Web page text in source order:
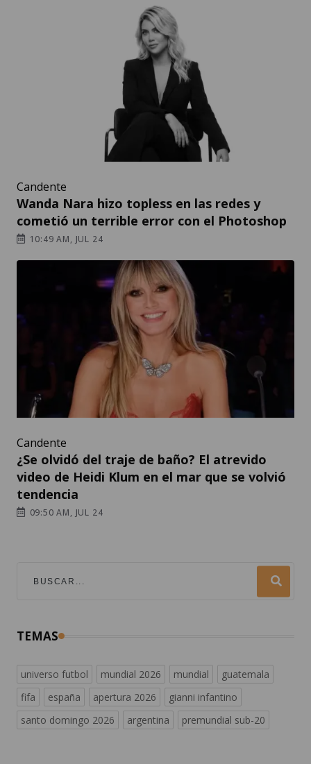
Candente
Wanda Nara hizo topless en las redes y
cometió un terrible error con el Photoshop
10:49 AM, JUL 24
Candente
¿Se olvidó del traje de baño? El atrevido
video de Heidi Klum en el mar que se volvió
tendencia
09:50 AM, JUL 24
TEMAS
universo futbol mundial 2026 mundial
guatemala
fifa
españa apertura 2026
gianni infantino
santo domingo 2026
argentina premundial sub-20